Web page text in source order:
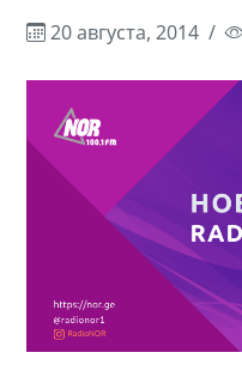
20 августа, 2014